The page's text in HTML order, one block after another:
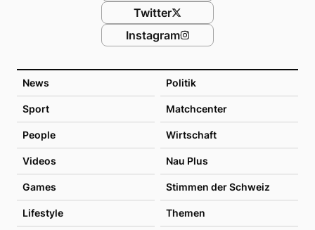
News Politik
Sport Matchcenter
People Wirtschaft
Videos Nau Plus
Games Stimmen der Schweiz
Lifestyle Themen
Twitter
Instagram